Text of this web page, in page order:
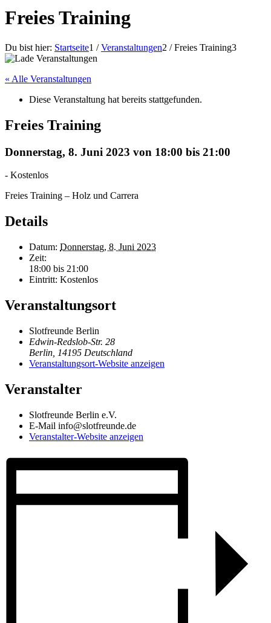
Freies Training
Du bist hier: Startseite1 / Veranstaltungen2 / Freies Training3
« Alle Veranstaltungen
Diese Veranstaltung hat bereits stattgefunden.
Freies Training
Donnerstag, 8. Juni 2023 von 18:00 bis 21:00
- Kostenlos
Freies Training – Holz und Carrera
Details
Datum: Donnerstag, 8. Juni 2023
Zeit:
18:00 bis 21:00
Eintritt: Kostenlos
Veranstaltungsort
Slotfreunde Berlin
Edwin-Redslob-Str. 28
Berlin 14195 Deutschland
Veranstaltungsort-Website anzeigen
Veranstalter
Slotfreunde Berlin e.V.
E-Mail info@slotfreunde.de
Veranstalter-Website anzeigen